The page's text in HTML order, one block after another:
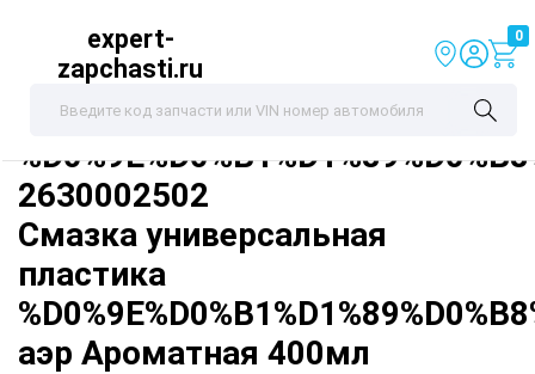
expert-
zapchasti.ru
0
2630002502
Смазка универсальная
пластика
аэр Ароматная 400мл